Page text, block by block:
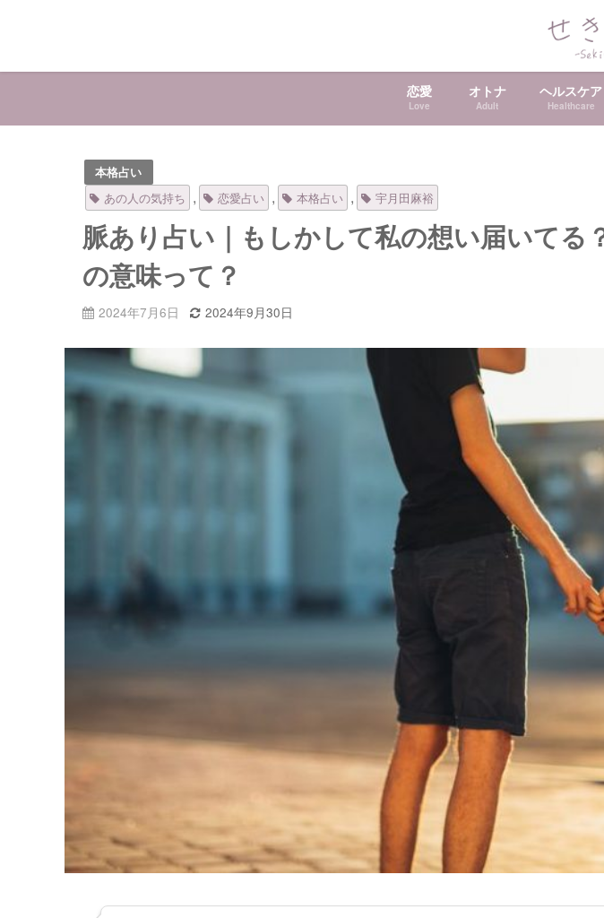
恋愛
Love
オトナ
Adult
ヘルスケア
Healthcare
本格占い
あの人の気持ち , 恋愛占い , 本格占い , 宇月田麻裕
脈あり占い｜もしかして私の想い届いてる
の意味って？
2024年7月6日 2024年9月30日